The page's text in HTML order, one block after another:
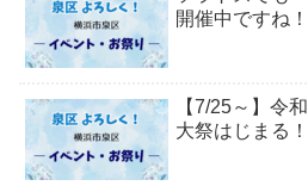
開催中ですね
【7/25～】令
大祭はじまる